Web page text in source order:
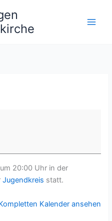
20:00 Uhr in der
Jugendkreis statt.
Kalender ansehen